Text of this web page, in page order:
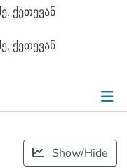
ქეთევან
ქეთევან
Show/Hide